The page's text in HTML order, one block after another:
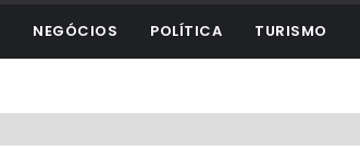
NEGÓCIOS POLÍTICA TURISMO